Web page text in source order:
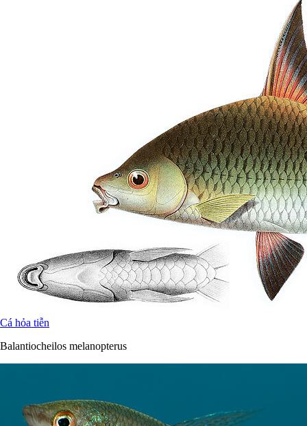
Cá hỏa tiễn
Balantiocheilos melanopterus